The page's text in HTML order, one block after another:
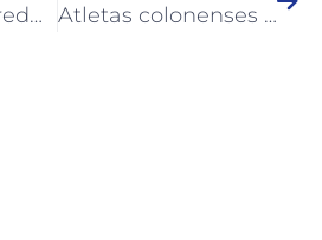
Se construyen reductores de velocidad con pasos peatonales en calle Urquiza Atletas colonenses participaron de un nuevo torneo provincial